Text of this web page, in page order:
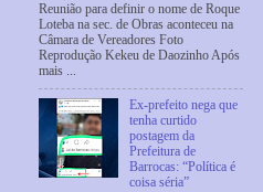
Reunião para definir o nome de Roque
Loteba na sec. de Obras aconteceu na
Câmara de Vereadores Foto
Reprodução Kekeu de Daozinho Após
mais ...
Ex-prefeito nega que
tenha curtido
postagem da
Prefeitura de
Barrocas: “Política é
coisa séria”